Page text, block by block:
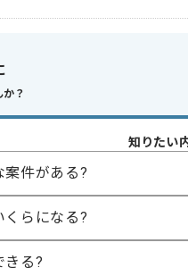
クション経験
た経験やスキルをお持ちであれば申
？
知りたい
案件がある?
くらになる?
きる?